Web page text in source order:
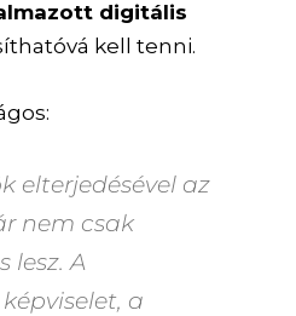
digitális
kell tenni.
elterjedésével az
nem csak
lesz. A
a